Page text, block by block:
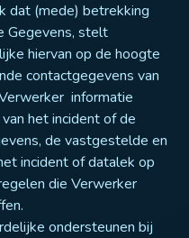
dat (mede) betrekking
Gegevens, stelt
hiervan op de hoogte
contactgegevens van
informatie
het incident of de
de vastgestelde en
incident of datalek op
die Verwerker
ondersteunen bij